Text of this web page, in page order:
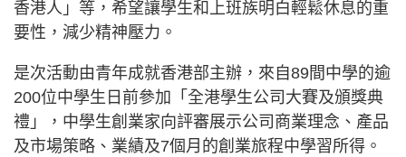
香港人」等，希望讓學生和上班族明白輕鬆休息的重
要性，減少精神壓力。
是次活動由青年成就香港部主辦，來自89間中學的逾
200位中學生日前參加「全港學生公司大賽及頒獎典
禮」，中學生創業家向評審展示公司商業理念、產品
及市場策略、業績及7個月的創業旅程中學習所得。